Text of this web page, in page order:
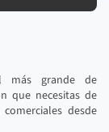
más grande de
que necesitas de
desde